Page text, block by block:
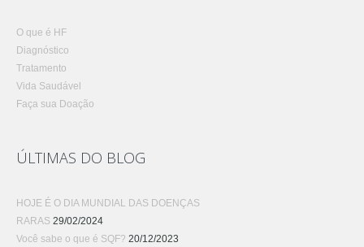
O que é HF
Diagnóstico
Tratamento
Vida Saudável
Faça sua Doação
ÚLTIMAS DO BLOG
HOJE É O DIA MUNDIAL DAS DOENÇAS
RARAS 29/02/2024
Você sabe o que é SQF? 20/12/2023